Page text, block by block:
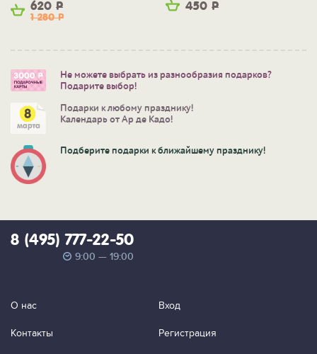
620 Р
1 280Р
450 Р
Не можете выбрать из разнообразия подарков?
Подарите выбор!
Подарки к любому празднику!
Календарь от Ар де Кадо!
Подберите подарки к ближайшему празднику!
8 (495) 777-22-50
9:00 — 19:00
О нас
Контакты
Вход
Регистрация